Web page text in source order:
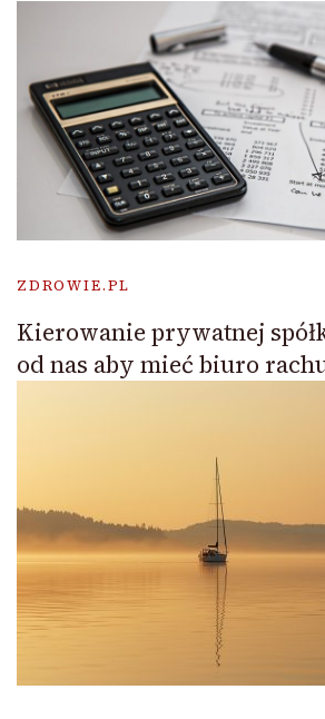
ZDROWIE.PL
Kierowanie prywatnej
od nas aby mieć biuro